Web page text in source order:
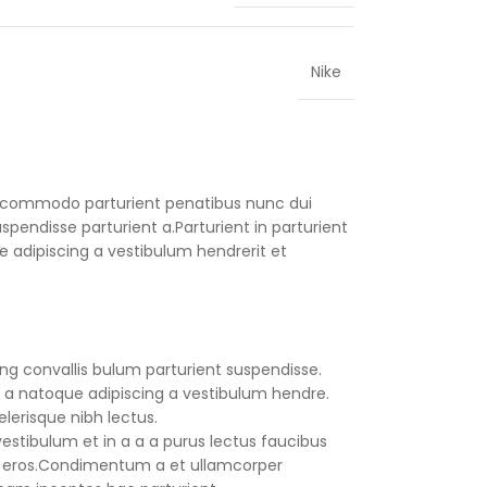
Nike
parturient penatibus nunc dui
parturient a.Parturient in parturient
adipiscing a vestibulum hendrerit et
convallis bulum parturient suspendisse.
natoque adipiscing a vestibulum hendre.
nibh lectus.
et in a a a purus lectus faucibus
a et ullamcorper